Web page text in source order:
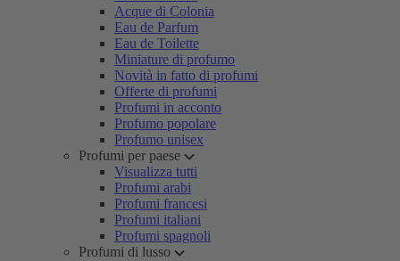
Acque di Colonia
Eau de Parfum
Eau de Toilette
Miniature di profumo
Novità in fatto di profumi
Offerte di profumi
Profumi in acconto
Profumo popolare
Profumo unisex
Profumi per paese
Visualizza tutti
Profumi arabi
Profumi francesi
Profumi italiani
Profumi spagnoli
Profumi di lusso